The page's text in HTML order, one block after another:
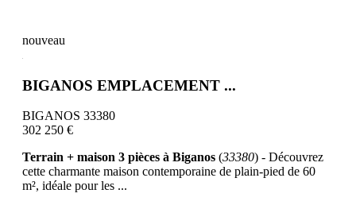
nouveau
BIGANOS EMPLACEMENT ...
BIGANOS 33380
302 250 €
Terrain + maison 3 pièces à Biganos (33380) - Découvrez
cette charmante maison contemporaine de plain-pied de 60
m², idéale pour les ...